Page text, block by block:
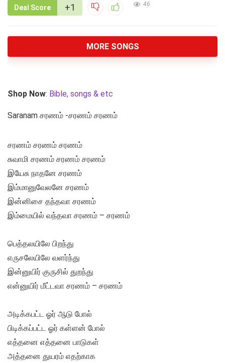
Deal Score +1 46
MORE SONGS
Shop Now: Bible, songs & etc
Saranam சரணம் -சரணம் சரணம்
சரணம் சரணம் சரணம்
சுவாமி சரணம் சரணம் சரணம்
இயேசு நாதனே சரணம்
இம்மானுவேலனே சரணம்
இன்னிசை தந்தவா சரணம்
இம்மையில் வந்தவா சரணம் – சரணம்
பெத்தலயிலே பிறந்து
எருசலேயிலே வளர்ந்து
இன்னுயிர் குருசில் துறந்து
என்னுயிர் மீட்டவா சரணம் – சரணம்
அடிக்கபட்ட ஓர் ஆடு போல்
பிடிக்கப்பட்ட ஓர் கள்ளன் போல்
எத்தனை எத்தனை பாடுகள்
அத்தனை துயரம் எதற்காக